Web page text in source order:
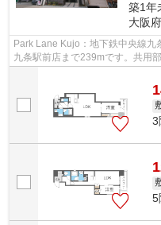
築1年
大阪府
Park Lane Kujo：地下鉄中央線九
九条駅前店まで239mです。共用
3
5